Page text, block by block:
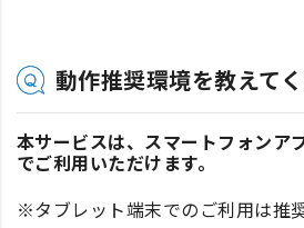
動作推奨環境を教えてく
本サービスは、スマートフォンア
でご利用いただけます。
※タブレット端末でのご利用は推